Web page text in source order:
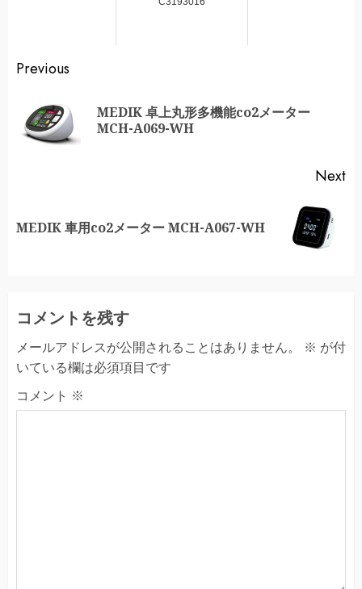
Continue
Reading
Previous
MEDIK 卓上丸形多機能co2メーター
MCH-A069-WH
Next
Next
MEDIK 車用co2メーター MCH-A067-WH
コメントを残す
メールアドレスが公開されることはありません。 ※ が付
いている欄は必須項目です
コメント ※